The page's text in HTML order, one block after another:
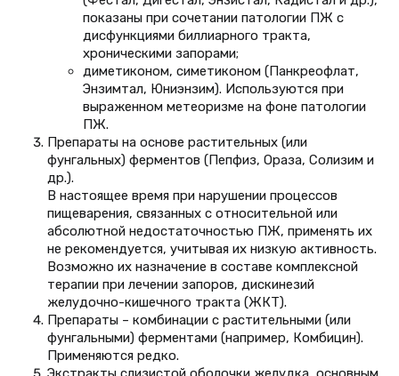
показаны при сочетании патологии ПЖ с
дисфункциями биллиарного тракта,
хроническими запорами;
диметиконом, симетиконом (Панкреофлат,
Энзимтал, Юниэнзим). Используются при
выраженном метеоризме на фоне патологии
ПЖ.
Препараты на основе растительных (или
фунгальных) ферментов (Пепфиз, Ораза, Солизим и
др.).
В настоящее время при нарушении процессов
пищеварения, связанных с относительной или
абсолютной недостаточностью ПЖ, применять их
не рекомендуется, учитывая их низкую активность.
Возможно их назначение в составе комплексной
терапии при лечении запоров, дискинезий
желудочно-кишечного тракта (ЖКТ).
Препараты – комбинации с растительными (или
фунгальными) ферментами (например, Комбицин).
Применяются редко.